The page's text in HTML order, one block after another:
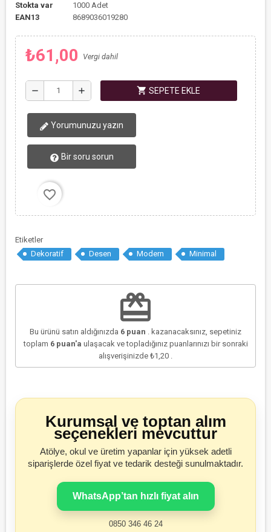
Stokta var
1000 Adet
EAN13
8689036019280
₺61,00 Vergi dahil
remove add shopping_cart SEPETE EKLE
Yorumunuzu yazın
Bir soru sorun
favorite_border
Etiketler
Dekoratif
Desen Modern Minimal
redeem
Bu ürünü satın aldığınızda 6 puan . kazanacaksınız, sepetiniz
toplam 6puan'a ulaşacak ve topladığınız puanlarınızı bir sonraki
alışverişinizde ₺1,20
Kurumsal ve toptan alım
seçenekleri mevcuttur
Atölye, okul ve üretim yapanlar için yüksek adetli
siparişlerde özel fiyat ve tedarik desteği sunulmaktadır.
WhatsApp’tan hızlı fiyat alın
0850 346 46 24